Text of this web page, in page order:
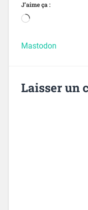
J’aime ça :
Mastodon
Laisser un